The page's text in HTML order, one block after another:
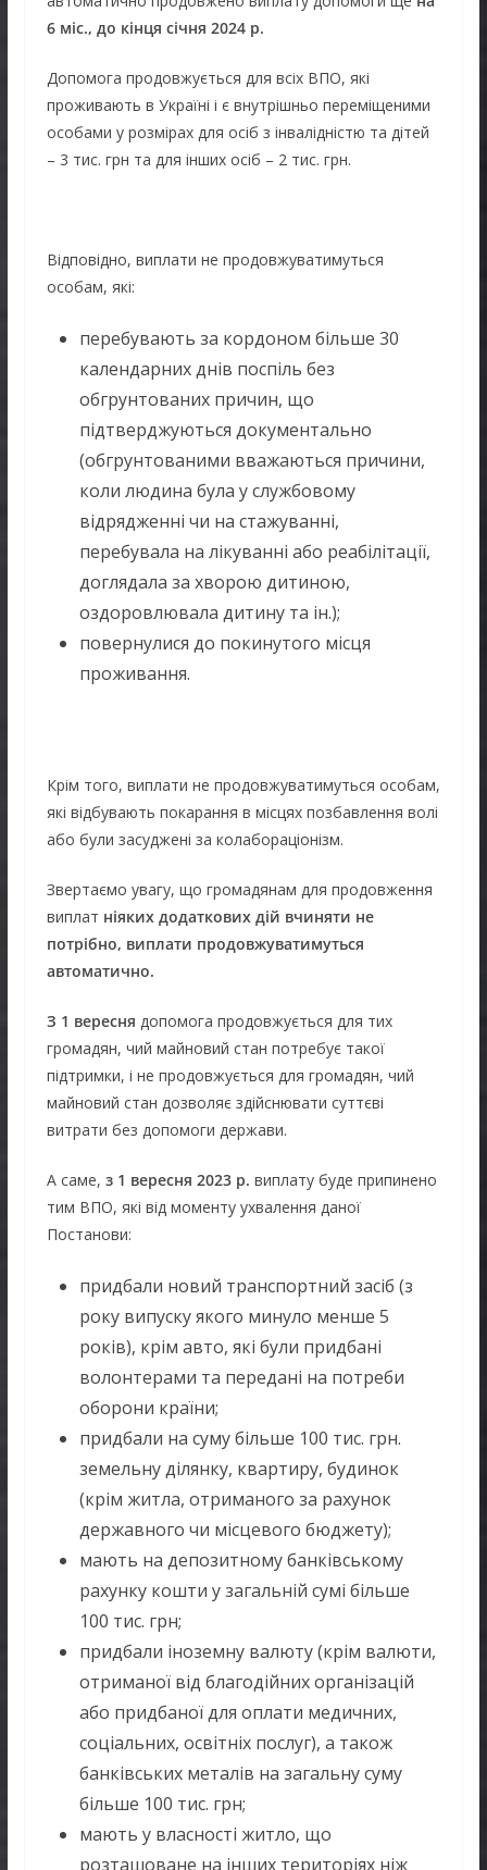
6 міс., до кінця січня 2024 р.
Допомога продовжується для всіх ВПО, які
проживають в Україні і є внутрішньо переміщеними
особами у розмірах для осіб з інвалідністю та дітей
– 3 тис. грн та для інших осіб – 2 тис. грн.
Відповідно, виплати не продовжуватимуться
особам, які:
перебувають за кордоном більше 30
календарних днів поспіль без
обгрунтованих причин, що
підтверджуються документально
(обгрунтованими вважаються причини,
коли людина була у службовому
відрядженні чи на стажуванні,
перебувала на лікуванні або реабілітації,
доглядала за хворою дитиною,
оздоровлювала дитину та ін.);
повернулися до покинутого місця
проживання.
Крім того, виплати не продовжуватимуться особам,
які відбувають покарання в місцях позбавлення волі
або були засуджені за колабораціонізм.
Звертаємо увагу, що громадянам для продовження
виплат ніяких додаткових дій вчиняти не
потрібно, виплати продовжуватимуться
автоматично.
З 1 вересня допомога продовжується для тих
громадян, чий майновий стан потребує такої
підтримки, і не продовжується для громадян, чий
майновий стан дозволяє здійснювати суттєві
витрати без допомоги держави.
А саме, з 1 вересня 2023 р. виплату буде припинено
тим ВПО, які від моменту ухвалення даної
Постанови:
придбали новий транспортний засіб (з
року випуску якого минуло менше 5
років), крім авто, які були придбані
волонтерами та передані на потреби
оборони країни;
придбали на суму більше 100 тис. грн.
земельну ділянку, квартиру, будинок
(крім житла, отриманого за рахунок
державного чи місцевого бюджету);
мають на депозитному банківському
рахунку кошти у загальній сумі більше
100 тис. грн;
придбали іноземну валюту (крім валюти,
отриманої від благодійних організацій
або придбаної для оплати медичних,
соціальних, освітніх послуг), а також
банківських металів на загальну суму
більше 100 тис. грн;
мають у власності житло, що
розташоване на інших територіях ніж